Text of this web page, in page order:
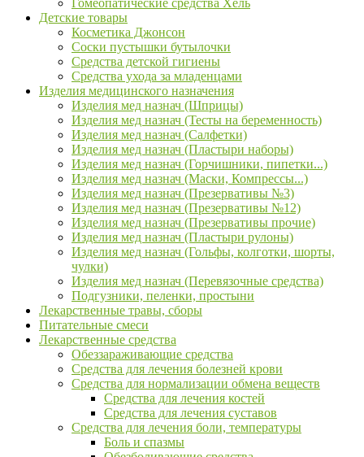
Гомеопатические средства Хель
Детские товары
Косметика Джонсон
Соски пустышки бутылочки
Средства детской гигиены
Средства ухода за младенцами
Изделия медицинского назначения
Изделия мед назнач (Шприцы)
Изделия мед назнач (Тесты на беременность)
Изделия мед назнач (Салфетки)
Изделия мед назнач (Пластыри наборы)
Изделия мед назнач (Горчишники, пипетки...)
Изделия мед назнач (Маски, Компрессы...)
Изделия мед назнач (Презервативы №3)
Изделия мед назнач (Презервативы №12)
Изделия мед назнач (Презервативы прочие)
Изделия мед назнач (Пластыри рулоны)
Изделия мед назнач (Гольфы, колготки, шорты,
чулки)
Изделия мед назнач (Перевязочные средства)
Подгузники, пеленки, простыни
Лекарственные травы, сборы
Питательные смеси
Лекарственные средства
Обеззараживающие средства
Средства для лечения болезней крови
Средства для нормализации обмена веществ
Средства для лечения костей
Средства для лечения суставов
Средства для лечения боли, температуры
Боль и спазмы